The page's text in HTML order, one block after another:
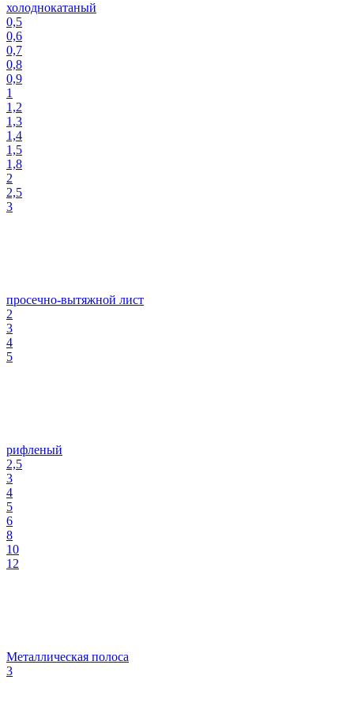
холоднокатаный
0,5
0,6
0,7
0,8
0,9
1
1,2
1,3
1,4
1,5
1,8
2
2,5
3
просечно-вытяжной лист
2
3
4
5
рифленый
2,5
3
4
5
6
8
10
12
Металлическая полоса
3